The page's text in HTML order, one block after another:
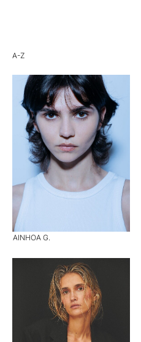
A-Z
AINHOA G.